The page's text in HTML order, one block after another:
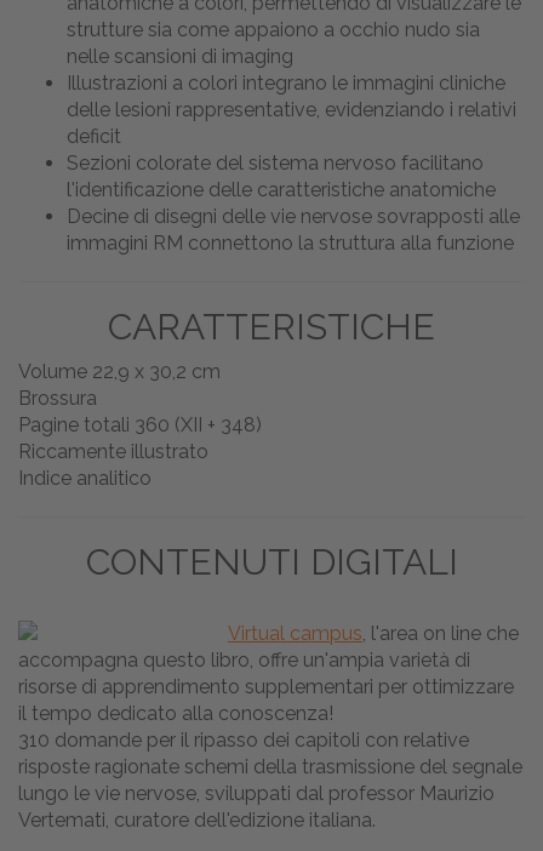
strutture sia come appaiono a occhio nudo sia
nelle scansioni di imaging
Illustrazioni a colori integrano le immagini cliniche
delle lesioni rappresentative, evidenziando i relativi
deficit
Sezioni colorate del sistema nervoso facilitano
l'identificazione delle caratteristiche anatomiche
Decine di disegni delle vie nervose sovrapposti alle
immagini RM connettono la struttura alla funzione
CARATTERISTICHE
Volume 22,9 x 30,2 cm
Brossura
Pagine totali 360 (XII + 348)
Riccamente illustrato
Indice analitico
CONTENUTI DIGITALI
Virtual campus, l'area on line che
accompagna questo libro, offre un'ampia varietà di
risorse di apprendimento supplementari per ottimizzare
il tempo dedicato alla conoscenza!
310 domande per il ripasso dei capitoli con relative
risposte ragionate schemi della trasmissione del segnale
lungo le vie nervose, sviluppati dal professor Maurizio
Vertemati, curatore dell'edizione italiana.